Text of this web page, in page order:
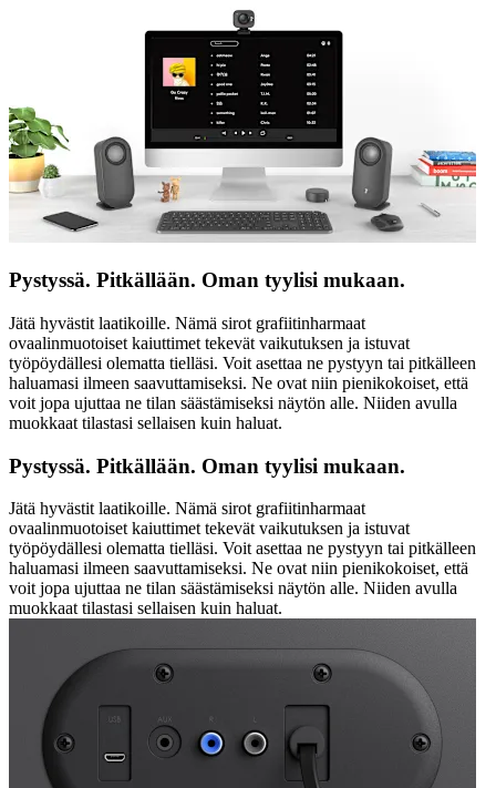
Pystyssä. Pitkällään. Oman tyylisi mukaan.
Jätä hyvästit laatikoille. Nämä sirot grafiitinharmaat
ovaalinmuotoiset kaiuttimet tekevät vaikutuksen ja istuvat
työpöydällesi olematta tielläsi. Voit asettaa ne pystyyn tai pitkälleen
haluamasi ilmeen saavuttamiseksi. Ne ovat niin pienikokoiset, että
voit jopa ujuttaa ne tilan säästämiseksi näytön alle. Niiden avulla
muokkaat tilastasi sellaisen kuin haluat.
Pystyssä. Pitkällään. Oman tyylisi mukaan.
Jätä hyvästit laatikoille. Nämä sirot grafiitinharmaat
ovaalinmuotoiset kaiuttimet tekevät vaikutuksen ja istuvat
työpöydällesi olematta tielläsi. Voit asettaa ne pystyyn tai pitkälleen
haluamasi ilmeen saavuttamiseksi. Ne ovat niin pienikokoiset, että
voit jopa ujuttaa ne tilan säästämiseksi näytön alle. Niiden avulla
muokkaat tilastasi sellaisen kuin haluat.